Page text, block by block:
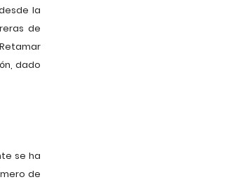
la
de
dado
se ha
de